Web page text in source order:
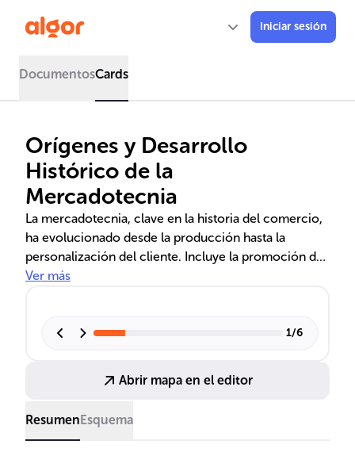
Iniciar sesión
DocumentosCards
Orígenes y Desarrollo
Histórico de la
Mercadotecnia
La mercadotecnia, clave en la historia del comercio,
ha evolucionado desde la producción hasta la
personalización del cliente. Incluye la promoción de
bienes y servicios, estrategias digitales y marketing
Ver más
1/6
Abrir mapa en el editor
ResumenEsquema